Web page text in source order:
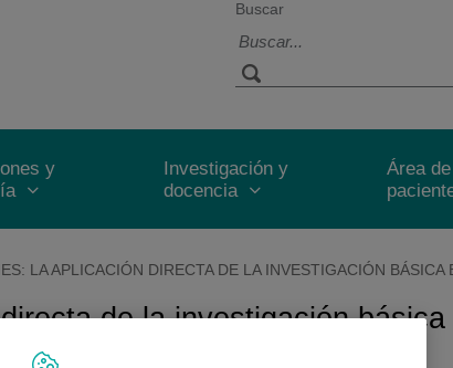
Buscar
y
Investigación y
docencia
Área de
LA APLICACIÓN DIRECTA DE LA INVESTIGACIÓN BÁSICA
de la investigación
Jiménez Díaz